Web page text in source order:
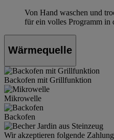
Von Hand waschen und
für ein volles Programm in
Wärmequelle
Backofen mit Grillfunktion
Mikrowelle
Backofen
Wir akzeptieren folgende